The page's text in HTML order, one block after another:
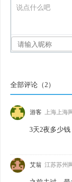
说点什么吧
全部评论（2）
游客 上海上海
3天2夜多少
艾翁 江苏苏州